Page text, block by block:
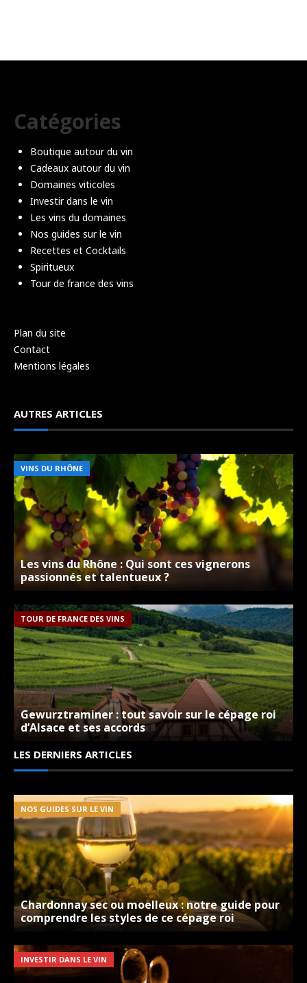
Catégories
Boutique autour du vin
Cadeaux autour du vin
Domaines viticoles
Investir dans le vin
Les vins du domaines
Nos guides sur le vin
Recettes et Cocktails
Spiritueux
Tour de france des vins
Plan du site
Contact
Mentions légales
AUTRES ARTICLES
VINS DU RHÔNE
Les vins du Rhône : Qui sont ces vignerons
passionnés et talentueux ?
TOUR DE FRANCE DES VINS
Gewurztraminer : tout savoir sur le cépage roi
d’Alsace et ses accords
LES DERNIERS ARTICLES
NOS GUIDES SUR LE VIN
Chardonnay sec ou moelleux : notre guide pour
comprendre les styles de ce cépage roi
INVESTIR DANS LE VIN